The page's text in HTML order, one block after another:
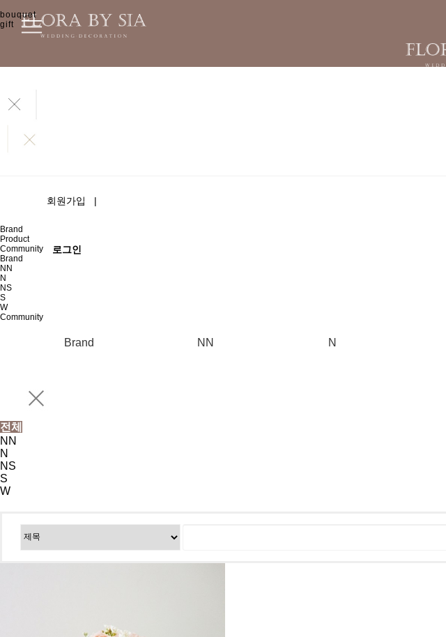
bouquet
gift
회원가입 |
로그인
Brand
Product
Community
Brand
NN
N
NS
S
W
Community
Brand NN N
전체
NN
N
NS
S
W